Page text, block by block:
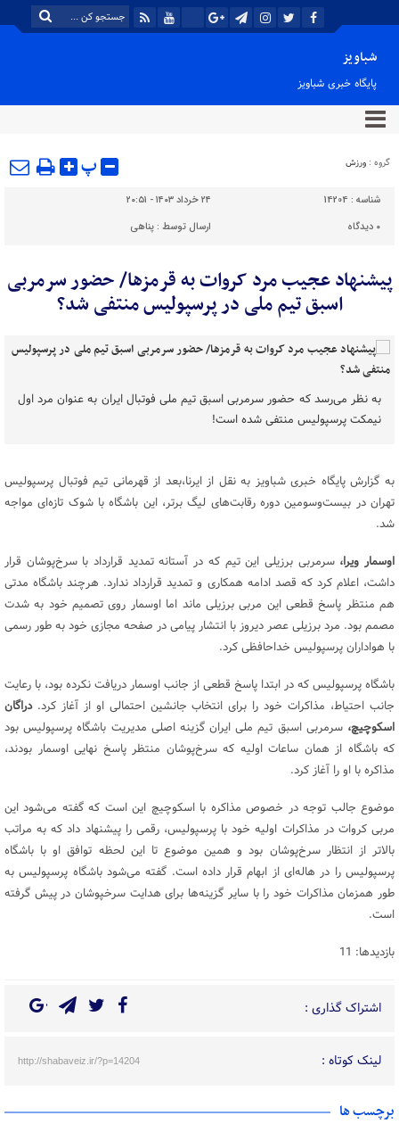
شباویز
پایگاه خبری شباویز
گروه : ورزش پ
شناسه : 14204
۲۴ خرداد ۱۴۰۳ - ۲۰:۵۱
۰ دیدگاه ارسال توسط :پناهی
پیشنهاد عجیب مرد کروات به قرمزها/ حضور سرمربی
اسبق تیم ملی در پرسپولیس منتفی شد؟
به نظر می‌رسد که حضور سرمربی اسبق تیم ملی فوتبال ایران به عنوان مرد اول
نیمکت پرسپولیس منتفی شده است!
به گزارش پایگاه خبری شباویز به نقل از ایرنا،بعد از قهرمانی تیم فوتبال پرسپولیس
تهران در بیست‌وسومین دوره رقابت‌های لیگ برتر، این باشگاه با شوک تازه‌ای مواجه
شد.
اوسمار ویرا، سرمربی برزیلی این تیم که در آستانه تمدید قرارداد با سرخ‌پوشان قرار
داشت، اعلام کرد که قصد ادامه همکاری و تمدید قرارداد ندارد. هرچند باشگاه مدتی
هم منتظر پاسخ قطعی این مربی برزیلی ماند اما اوسمار روی تصمیم خود به شدت
مصمم بود. مرد برزیلی عصر دیروز با انتشار پیامی در صفحه مجازی خود به طور رسمی
با هواداران پرسپولیس خداحافظی کرد.
باشگاه پرسپولیس که در ابتدا پاسخ قطعی از جانب اوسمار دریافت نکرده بود، با رعایت
جانب احتیاط، مذاکرات خود را برای انتخاب جانشین احتمالی او از آغاز کرد.دراگان
اسکوچیچ، سرمربی اسبق تیم ملی ایران گزینه اصلی مدیریت باشگاه پرسپولیس بود
که باشگاه از همان ساعات اولیه که سرخ‌پوشان منتظر پاسخ نهایی اوسمار بودند،
مذاکره با او را آغاز کرد.
موضوع جالب توجه در خصوص مذاکره با اسکوچیچ این است که گفته می‌شود این
مربی کروات در مذاکرات اولیه خود با پرسپولیس، رقمی را پیشنهاد داد که به مراتب
بالاتر از انتظار سرخ‌پوشان بود و همین موضوع تا این لحظه توافق او با باشگاه
پرسپولیس را در هاله‌ای از ابهام قرار داده است. گفته می‌شود باشگاه پرسپولیس به
طور همزمان مذاکرات خود را با سایر گزینه‌ها برای هدایت سرخپوشان در پیش گرفته
است.
بازدیدها: 11
اشتراک گذاری :
لینک کوتاه : http://shabaveiz.ir/?p=14204
برچسب ها